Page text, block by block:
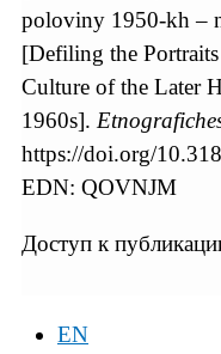
poloviny 1950-kh –
[Defiling the
Culture of the Later
1960s].
https://doi.org/
EDN: QOVNJM
Доступ к
EN